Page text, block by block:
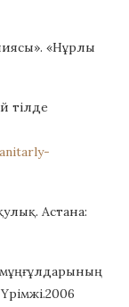
«Нұрлы
тілде
Астана: